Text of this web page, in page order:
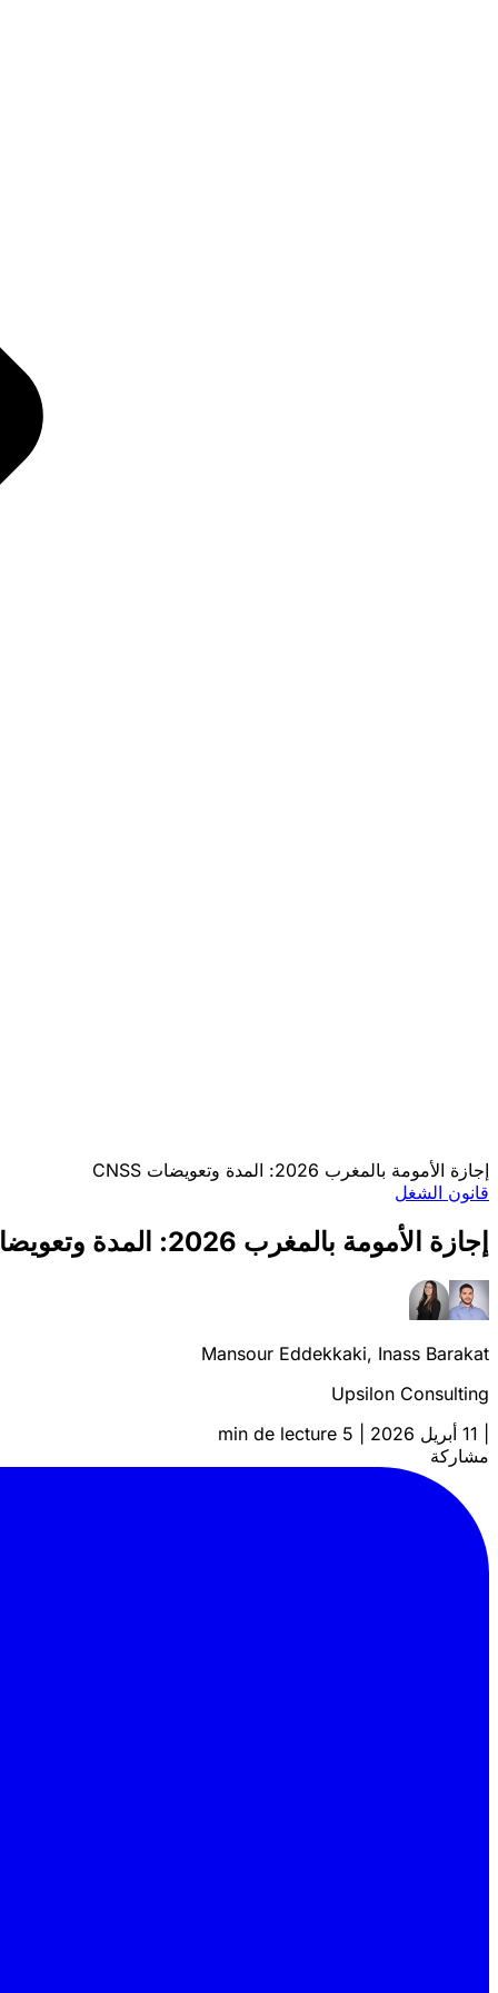
إجازة الأمومة بالمغرب 2026: المدة وتعويضات CNSS
قانون الشغل
إجازة الأمومة بالمغرب 2026: المدة وتعويضات CNSS
Mansour Eddekkaki, Inass Barakat
Upsilon Consulting
11 أبريل 2026
5 min de lecture
مشاركة